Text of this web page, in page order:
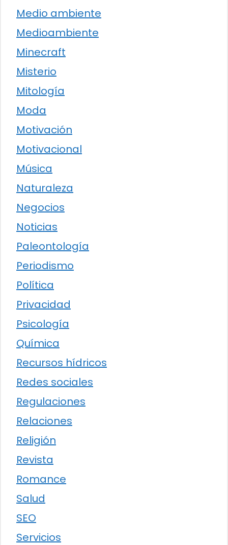
Medio ambiente
Medioambiente
Minecraft
Misterio
Mitología
Moda
Motivación
Motivacional
Música
Naturaleza
Negocios
Noticias
Paleontología
Periodismo
Política
Privacidad
Psicología
Química
Recursos hídricos
Redes sociales
Regulaciones
Relaciones
Religión
Revista
Romance
Salud
SEO
Servicios